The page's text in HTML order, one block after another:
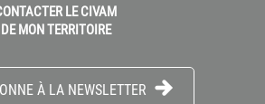
LE CIVAM
DE MON TERRITOIRE
À LA NEWSLETTER